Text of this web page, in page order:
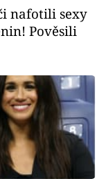
nafotili sexy
Pověsili